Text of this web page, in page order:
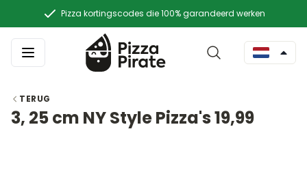
Pizza kortingscodes die 100% garandeerd werken
TERUG
3, 25 cm NY Style Pizza's 19,99